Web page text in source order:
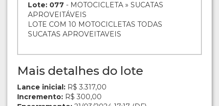
Lote: 077 - MOTOCICLETA » SUCATAS
APROVEITÁVEIS
LOTE COM 10 MOTOCICLETAS TODAS
SUCATAS APROVEITAVEIS
Mais detalhes do lote
Lance inicial: R$ 3.317,00
Incremento: R$ 300,00